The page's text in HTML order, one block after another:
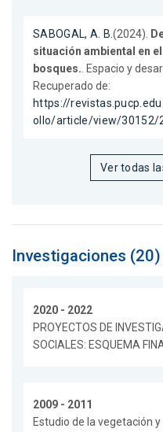
SABOGAL, A. B.(2024).
situación ambiental en
bosques. . Espacio y
Recuperado de:
https://
ollo/article/view/30152/
Ver todas
Investigaciones (20)
2020 - 2022
PROYECTOS DE
SOCIALES: ESQUEMA
2009 - 2011
Estudio de la vegetación